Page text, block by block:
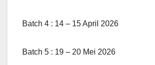
Batch 4 : 14 – 15 April 2026
Batch 5 : 19 – 20 Mei 2026